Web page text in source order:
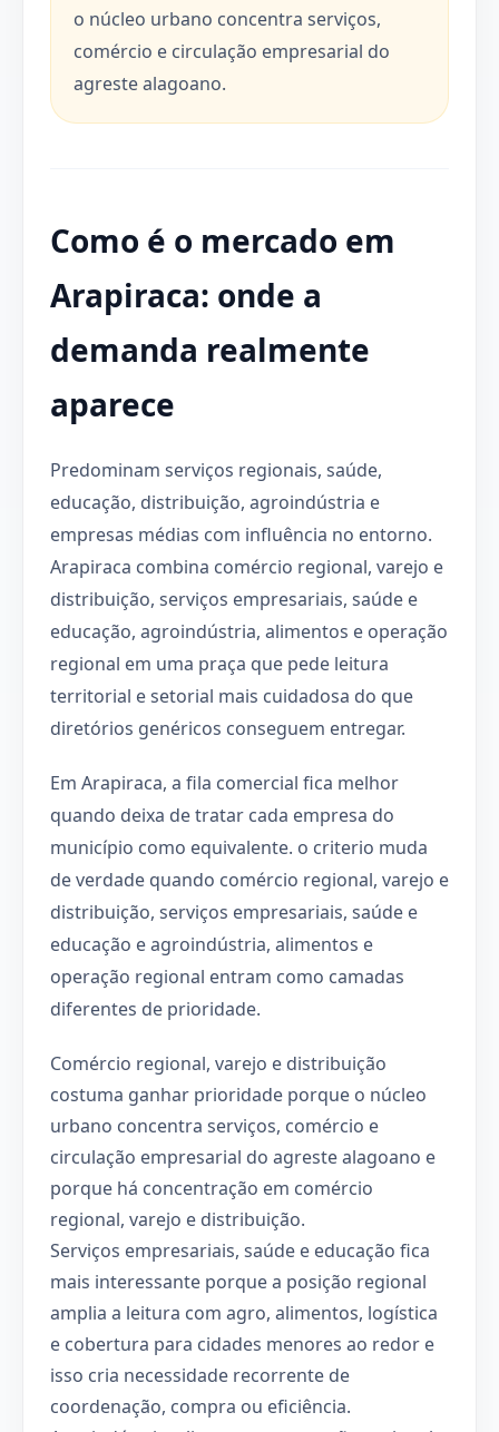
o núcleo urbano concentra serviços,
comércio e circulação empresarial do
agreste alagoano.
Como é o mercado em
Arapiraca: onde a
demanda realmente
aparece
Predominam serviços regionais, saúde,
educação, distribuição, agroindústria e
empresas médias com influência no entorno.
Arapiraca combina comércio regional, varejo e
distribuição, serviços empresariais, saúde e
educação, agroindústria, alimentos e operação
regional em uma praça que pede leitura
territorial e setorial mais cuidadosa do que
diretórios genéricos conseguem entregar.
Em Arapiraca, a fila comercial fica melhor
quando deixa de tratar cada empresa do
município como equivalente. o criterio muda
de verdade quando comércio regional, varejo e
distribuição, serviços empresariais, saúde e
educação e agroindústria, alimentos e
operação regional entram como camadas
diferentes de prioridade.
Comércio regional, varejo e distribuição
costuma ganhar prioridade porque o núcleo
urbano concentra serviços, comércio e
circulação empresarial do agreste alagoano e
porque há concentração em comércio
regional, varejo e distribuição.
Serviços empresariais, saúde e educação fica
mais interessante porque a posição regional
amplia a leitura com agro, alimentos, logística
e cobertura para cidades menores ao redor e
isso cria necessidade recorrente de
coordenação, compra ou eficiência.